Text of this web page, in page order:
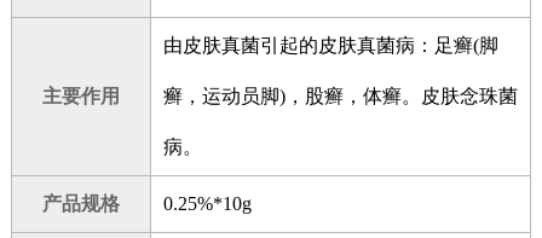
主要作用
由皮肤真菌引起的皮肤真菌病：足癣(脚
癣，运动员脚)，股癣，体癣。皮肤念珠菌
病。
产品规格 0.25%*10g